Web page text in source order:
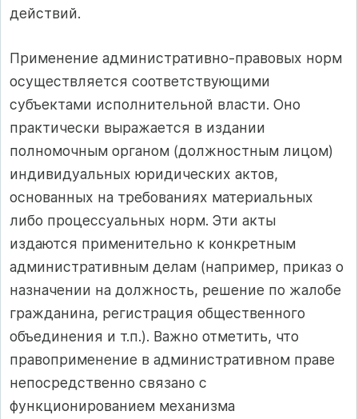
действий.
Применение административно-правовых норм
осуществляется соответствующими
субъектами исполнительной власти. Оно
практически выражается в издании
полномочным органом (должностным лицом)
индивидуальных юридических актов,
основанных на требованиях материальных
либо процессуальных норм. Эти акты
издаются применительно к конкретным
административным делам (например, приказ о
назначении на должность, решение по жалобе
гражданина, регистрация общественного
объединения и т.п.). Важно отметить, что
правоприменение в административном праве
непосредственно связано с
функционированием механизма